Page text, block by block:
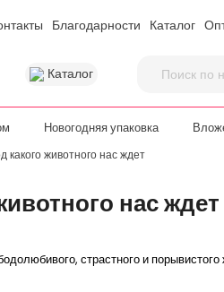
Благодарности Каталог
Каталог
Новогодняя упаковка
какого животного нас ждет
нас ждет
страстного и